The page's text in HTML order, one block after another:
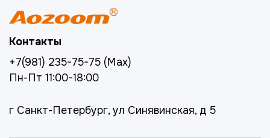
Контакты
+7(981) 235-75-75 (Max)
Пн-Пт 11:00-18:00
г Санкт-Петербург, ул Синявинская, д 5